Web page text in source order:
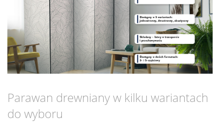
Parawan drewniany w kilku wariantach
do wyboru